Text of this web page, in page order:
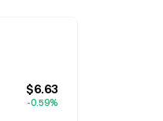
$6.63
-0.59%